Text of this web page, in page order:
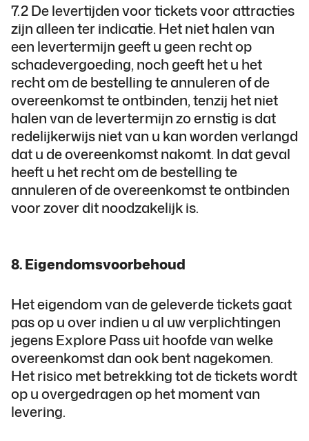
7.2 De levertijden voor tickets voor attracties
zijn alleen ter indicatie. Het niet halen van
een levertermijn geeft u geen recht op
schadevergoeding, noch geeft het u het
recht om de bestelling te annuleren of de
overeenkomst te ontbinden, tenzij het niet
halen van de levertermijn zo ernstig is dat
redelijkerwijs niet van u kan worden verlangd
dat u de overeenkomst nakomt. In dat geval
heeft u het recht om de bestelling te
annuleren of de overeenkomst te ontbinden
voor zover dit noodzakelijk is.
8. Eigendomsvoorbehoud
Het eigendom van de geleverde tickets gaat
pas op u over indien u al uw verplichtingen
jegens Explore Pass uit hoofde van welke
overeenkomst dan ook bent nagekomen.
Het risico met betrekking tot de tickets wordt
op u overgedragen op het moment van
levering.